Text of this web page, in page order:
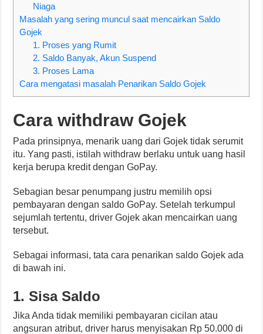
Niaga
Masalah yang sering muncul saat mencairkan Saldo
Gojek
1. Proses yang Rumit
2. Saldo Banyak, Akun Suspend
3. Proses Lama
Cara mengatasi masalah Penarikan Saldo Gojek
Cara withdraw Gojek
Pada prinsipnya, menarik uang dari Gojek tidak serumit
itu. Yang pasti, istilah withdraw berlaku untuk uang hasil
kerja berupa kredit dengan GoPay.
Sebagian besar penumpang justru memilih opsi
pembayaran dengan saldo GoPay. Setelah terkumpul
sejumlah tertentu, driver Gojek akan mencairkan uang
tersebut.
Sebagai informasi, tata cara penarikan saldo Gojek ada
di bawah ini.
1. Sisa Saldo
Jika Anda tidak memiliki pembayaran cicilan atau
angsuran atribut, driver harus menyisakan Rp 50.000 di